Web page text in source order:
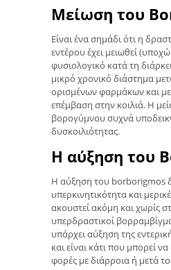
Μείωση του
Είναι ένα σημάδι ότι η
εντέρου έχει μειωθεί
φυσιολογικό κατά τη
μικρό χρονικό διάστημα
ορισμένων φαρμάκων και
επέμβαση στην κοιλιά. Η
βορογύμνου συχνά
δυσκοιλιότητας.
Η αύξηση του
Η αύξηση του borborigmos
υπερκινητικότητα και
ακουστεί ακόμη και χωρίς
υπερδραστικοί
υπάρχει αύξηση της
και είναι κάτι που μπορεί
φορές με διάρροια ή μετά